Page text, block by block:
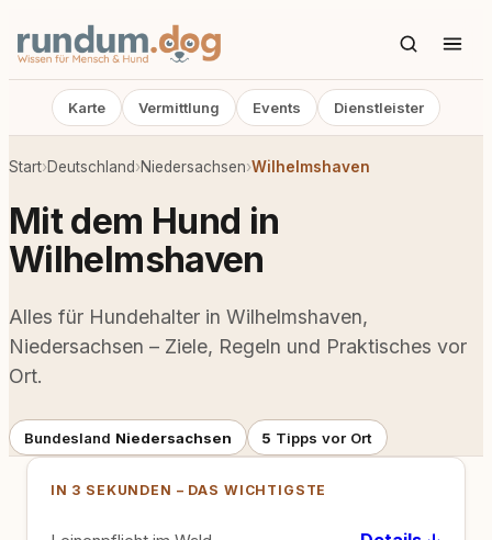
Karte Vermittlung Events Dienstleister
Start›Deutschland›Niedersachsen›Wilhelmshaven
Mit dem Hund in
Wilhelmshaven
Alles für Hundehalter in Wilhelmshaven,
Niedersachsen – Ziele, Regeln und Praktisches vor
Ort.
Bundesland Niedersachsen 5 Tipps vor Ort
IN 3 SEKUNDEN – DAS WICHTIGSTE